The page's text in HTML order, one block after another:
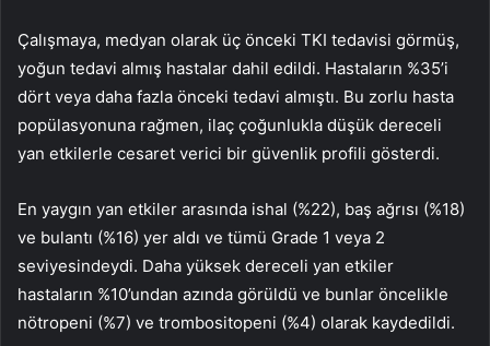
Çalışmaya, medyan olarak üç önceki TKI tedavisi görmüş,
yoğun tedavi almış hastalar dahil edildi. Hastaların %35’i
dört veya daha fazla önceki tedavi almıştı. Bu zorlu hasta
popülasyonuna rağmen, ilaç çoğunlukla düşük dereceli
yan etkilerle cesaret verici bir güvenlik profili gösterdi.
En yaygın yan etkiler arasında ishal (%22), baş ağrısı (%18)
ve bulantı (%16) yer aldı ve tümü Grade 1 veya 2
seviyesindeydi. Daha yüksek dereceli yan etkiler
hastaların %10’undan azında görüldü ve bunlar öncelikle
nötropeni (%7) ve trombositopeni (%4) olarak kaydedildi.